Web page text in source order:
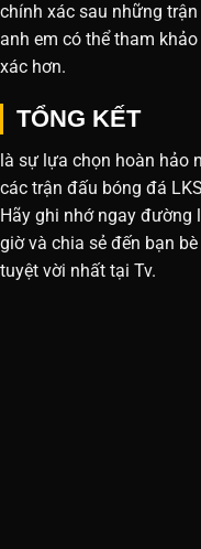
chính xác sau những
anh em có thể tham
xác hơn.
TỔNG KẾT
là sự lựa chọn hoàn hảo
các trận đấu bóng đá
Hãy ghi nhớ ngay đường
giờ và chia sẻ đến bạn
tuyệt vời nhất tại Tv.